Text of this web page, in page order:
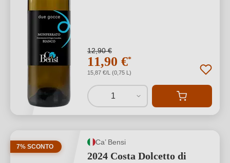
12,90 €
11,90 €*
15,87 €/L (0,75 L)
1
7% SCONTO
Ca’ Bensi
2024 Costa Dolcetto di